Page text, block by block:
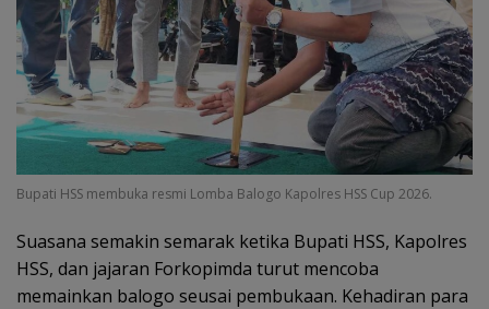
Bupati HSS membuka resmi Lomba Balogo Kapolres HSS Cup 2026.
Suasana semakin semarak ketika Bupati HSS, Kapolres
HSS, dan jajaran Forkopimda turut mencoba
memainkan balogo seusai pembukaan. Kehadiran para